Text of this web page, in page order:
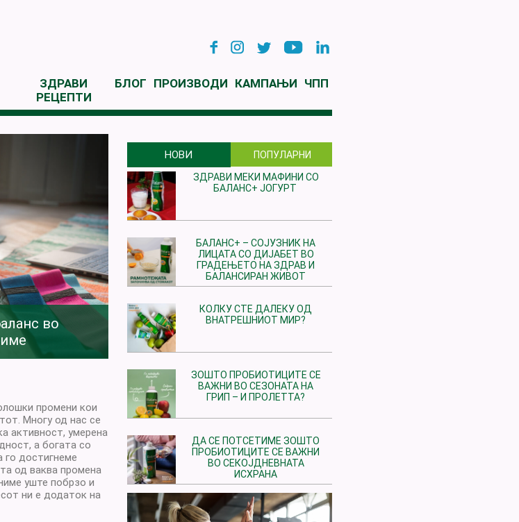
ЗДРАВИ
РЕЦЕПТИ
БЛОГ ПРОИЗВОДИ КАМПАЊИ ЧПП
во
промени кои
Многу од нас се
активност, умерена
а богата со
го достигнеме
од ваква промена
уште побрзо и
ни е додаток на
НОВИ
ЗДРАВИ МЕКИ МАФИНИ СО
БАЛАНС+ ЈОГУРТ
БАЛАНС+ – СОЈУЗНИК НА
ЛИЦАТА СО ДИЈАБЕТ ВО
ГРАДЕЊЕТО НА ЗДРАВ И
БАЛАНСИРАН ЖИВОТ
КОЛКУ СТЕ ДАЛЕКУ ОД
ВНАТРЕШНИОТ МИР?
ЗОШТО ПРОБИОТИЦИТЕ СЕ
ВАЖНИ ВО СЕЗОНАТА НА
ГРИП – И ПРОЛЕТТА?
ДА СЕ ПОТСЕТИМЕ ЗОШТО
ПРОБИОТИЦИТЕ СЕ ВАЖНИ
ВО СЕКОЈДНЕВНАТА
ИСХРАНА
ПОПУЛАРНИ